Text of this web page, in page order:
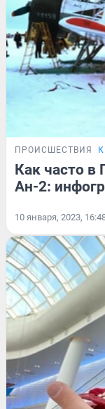
ПРОИСШЕСТВИЯ
Как часто в
Ан-2:
10 января, 2023,